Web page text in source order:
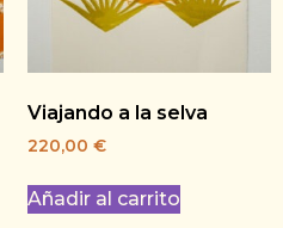
Viajando a la selva
220,00 €
Añadir al carrito